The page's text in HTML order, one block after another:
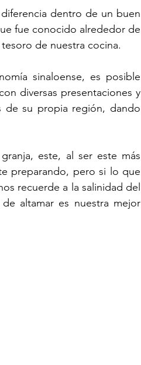
dentro de un buen
fue conocido alrededor de
de nuestra cocina.
sinaloense, es posible
diversas presentaciones y
de su propia región, dando
este, al ser este más
preparando, pero si lo que
recuerde a la salinidad del
altamar es nuestra mejor